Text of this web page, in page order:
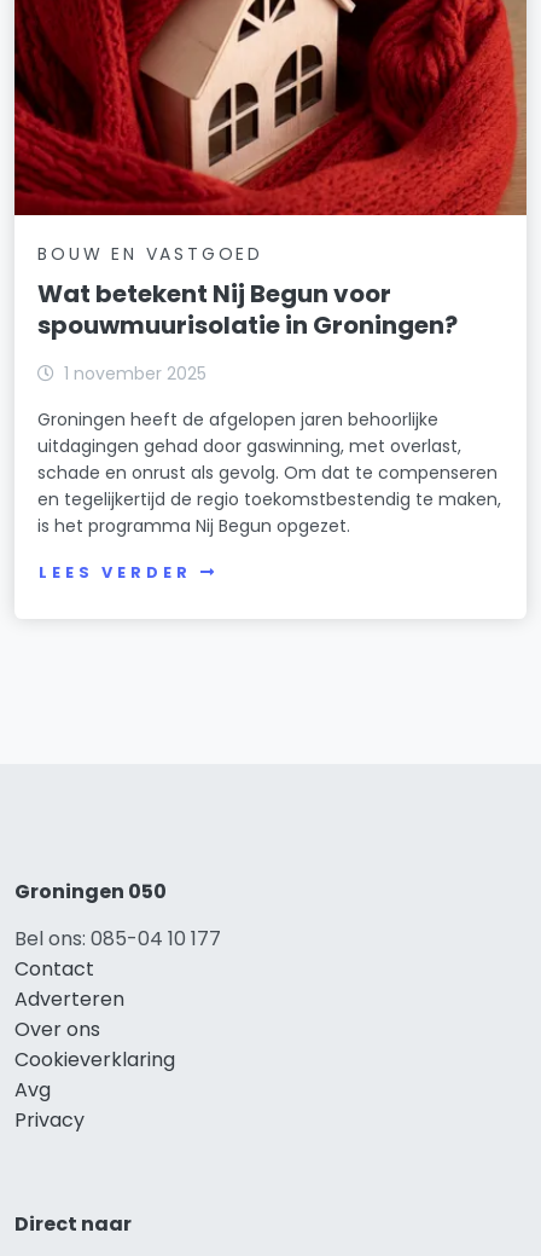
BOUW EN VASTGOED
Wat betekent Nij Begun voor
spouwmuurisolatie in Groningen?
1 november 2025
Groningen heeft de afgelopen jaren behoorlijke
uitdagingen gehad door gaswinning, met overlast,
schade en onrust als gevolg. Om dat te compenseren
en tegelijkertijd de regio toekomstbestendig te maken,
is het programma Nij Begun opgezet.
LEES VERDER
Groningen 050
Bel ons: 085-04 10 177
Contact
Adverteren
Over ons
Cookieverklaring
Avg
Privacy
Direct naar